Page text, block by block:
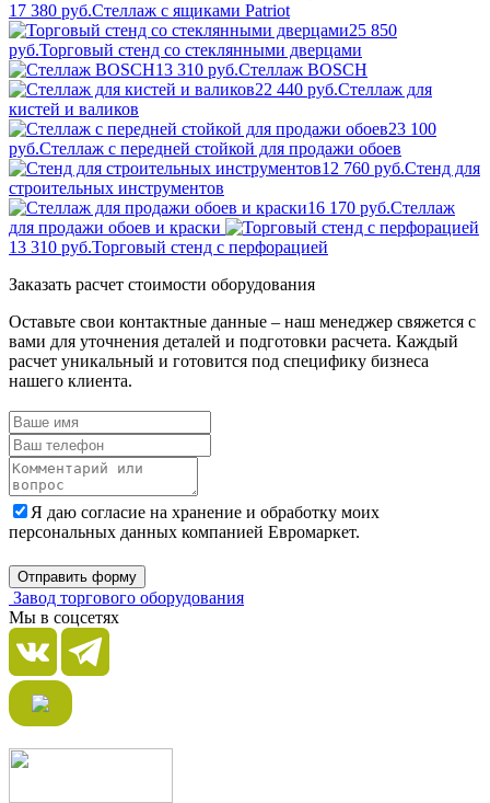
17 380 руб.Стеллаж с ящиками Patriot
25 850
руб.Торговый стенд со стеклянными дверцами
13 310 руб.Стеллаж BOSCH
22 440 руб.Стеллаж для
кистей и валиков
23 100
руб.Стеллаж с передней стойкой для продажи обоев
12 760 руб.Стенд для
строительных инструментов
16 170 руб.Стеллаж
для продажи обоев и краски
13 310 руб.Торговый стенд с перфорацией
Заказать расчет стоимости оборудования
Оставьте свои контактные данные – наш менеджер свяжется с
вами для уточнения деталей и подготовки расчета. Каждый
расчет уникальный и готовится под специфику бизнеса
нашего клиента.
Я даю согласие на хранение и обработку моих
персональных данных компанией Евромаркет.
Отправить форму
Завод торгового оборудования
Мы в соцсетях